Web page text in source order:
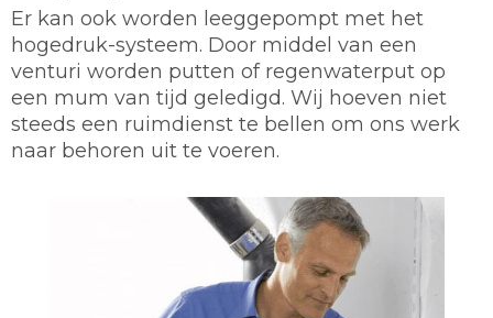
Er kan ook worden leeggepompt met het
hogedruk-systeem. Door middel van een
venturi worden putten of regenwaterput op
een mum van tijd geledigd. Wij hoeven niet
steeds een ruimdienst te bellen om ons werk
naar behoren uit te voeren.